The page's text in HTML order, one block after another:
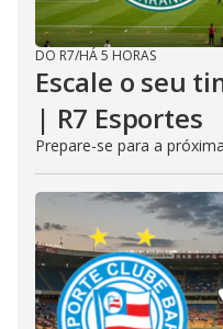
DO R7/HÁ 5 HORAS
Escale o seu
| R7 Esportes
Prepare-se para a